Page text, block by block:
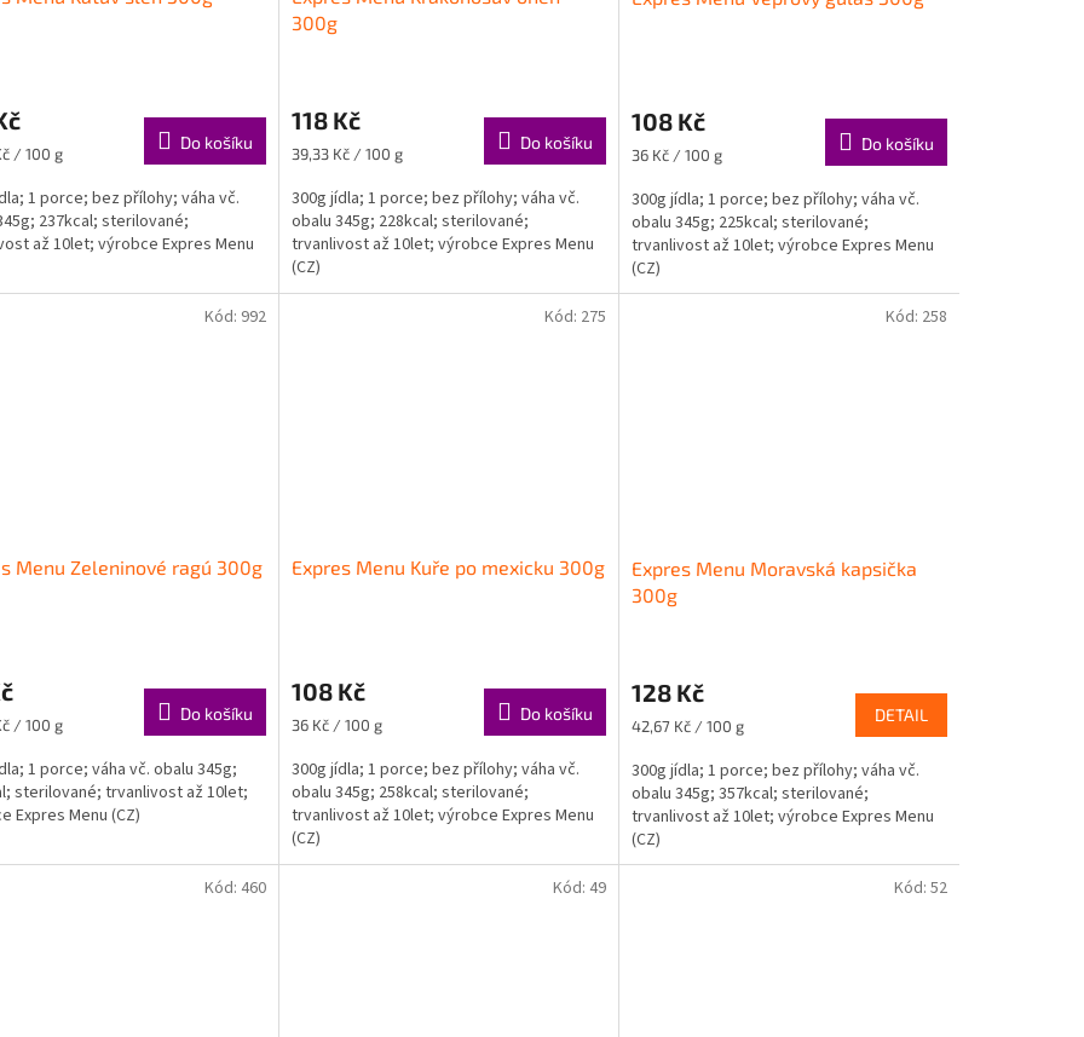
/ 100 g
Do košíku
1 porce; bez přílohy; váha vč.
237kcal; sterilované;
až 10let; výrobce Expres Menu
300g
118 Kč
Měrná
39,33 Kč / 100 g
Do košíku
300g jídla; 1 porce; bez přílohy; váha vč.
obalu 345g; 228kcal; sterilované;
trvanlivost až 10let; výrobce Expres Menu
(CZ)
108 Kč
Měrná
36 Kč / 100 g
Do košíku
300g jídla; 1 porce; bez přílohy; váha vč.
obalu 345g; 225kcal; sterilované;
trvanlivost až 10let; výrobce Expres Menu
(CZ)
Menu Zeleninové ragú 300g
/ 100 g
Do košíku
1 porce; váha vč. obalu 345g;
sterilované; trvanlivost až 10let;
Expres Menu (CZ)
Kód: 992
Expres Menu Kuře po mexicku 300g
108 Kč
Měrná
36 Kč / 100 g
Do košíku
300g jídla; 1 porce; bez přílohy; váha vč.
obalu 345g; 258kcal; sterilované;
trvanlivost až 10let; výrobce Expres Menu
(CZ)
Kód: 275
Expres Menu Moravská kapsička
300g
128 Kč
Měrná
42,67 Kč / 100 g
DETAIL
300g jídla; 1 porce; bez přílohy; váha vč.
obalu 345g; 357kcal; sterilované;
trvanlivost až 10let; výrobce Expres Menu
(CZ)
Kód: 258
Kód: 460 Kód: 49 Kód: 52